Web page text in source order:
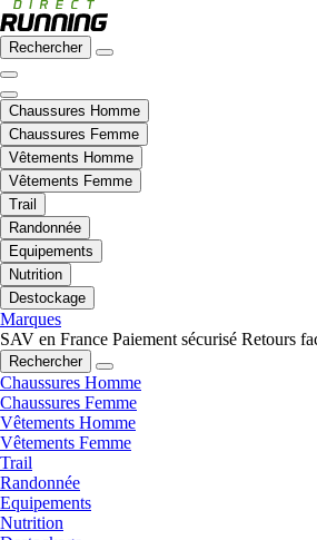
Rechercher
Chaussures Homme
Chaussures Femme
Vêtements Homme
Vêtements Femme
Trail
Randonnée
Equipements
Nutrition
Destockage
Marques
SAV en France Paiement sécurisé Retours
Rechercher
Chaussures Homme
Chaussures Femme
Vêtements Homme
Vêtements Femme
Trail
Randonnée
Equipements
Nutrition